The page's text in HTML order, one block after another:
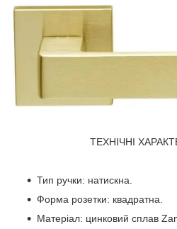
ТЕХНІЧНІ
Тип ручки: натискна.
Форма розетки: квадратна.
Матеріал: цинковий сплав